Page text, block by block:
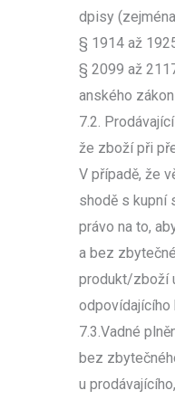
dpisy
§ 1914 až
§ 2099 až
anského
7.2.
že zboží při
V případě, že
shodě s kupní
právo na to,
a bez
produkt/zboží
odpovídajícího
7.3.Vadné
bez
u